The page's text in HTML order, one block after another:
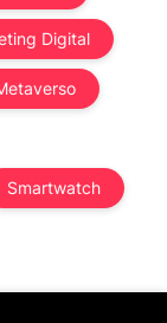
Digital
Smartwatch